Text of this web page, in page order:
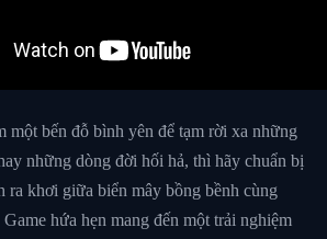
một bến đỗ bình yên để tạm rời xa những
những dòng đời hối hả, thì hãy chuẩn bị
ra khơi giữa biển mây bồng bềnh cùng
hứa hẹn mang đến một trải nghiệm